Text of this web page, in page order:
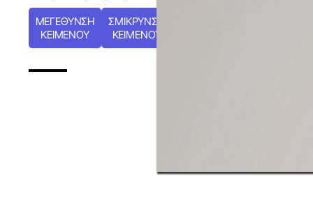
ΜΕΓΕΘΥΝΣΗ
ΚΕΙΜΕΝΟΥ
ΣΜΙΚΡΥΝΣΗ
ΚΕΙΜΕΝΟΥ